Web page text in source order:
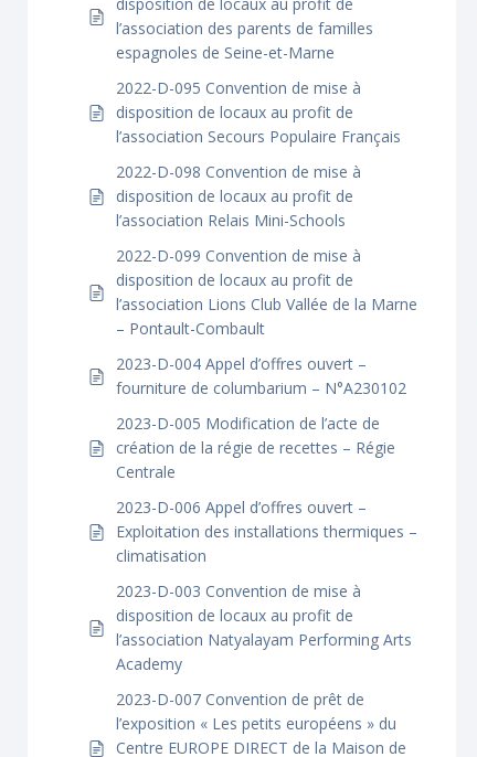
l’association des parents de familles
espagnoles de Seine-et-Marne
2022-D-095 Convention de mise à
disposition de locaux au profit de
l’association Secours Populaire Français
2022-D-098 Convention de mise à
disposition de locaux au profit de
l’association Relais Mini-Schools
2022-D-099 Convention de mise à
disposition de locaux au profit de
l’association Lions Club Vallée de la Marne
– Pontault-Combault
2023-D-004 Appel d’offres ouvert –
fourniture de columbarium – N°A230102
2023-D-005 Modification de l’acte de
création de la régie de recettes – Régie
Centrale
2023-D-006 Appel d’offres ouvert –
Exploitation des installations thermiques –
climatisation
2023-D-003 Convention de mise à
disposition de locaux au profit de
l’association Natyalayam Performing Arts
Academy
2023-D-007 Convention de prêt de
l’exposition « Les petits européens » du
Centre EUROPE DIRECT de la Maison de